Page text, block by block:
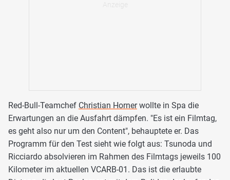
Red-Bull-Teamchef Christian Hornerwollte in Spa die
Erwartungen an die Ausfahrt dämpfen. "Es ist ein Filmtag,
es geht also nur um den Content", behauptete er. Das
Programm für den Test sieht wie folgt aus: Tsunoda und
Ricciardo absolvieren im Rahmen des Filmtags jeweils 100
Kilometer im aktuellen VCARB-01. Das ist die erlaubte